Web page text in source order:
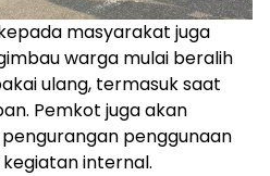
masyarakat juga
warga mulai beralih
ulang, termasuk saat
Pemkot juga akan
penggunaan
internal.